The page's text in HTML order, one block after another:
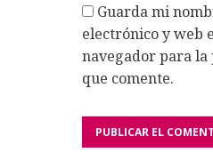
Guarda mi
electrónico y web
navegador para la
que comente.